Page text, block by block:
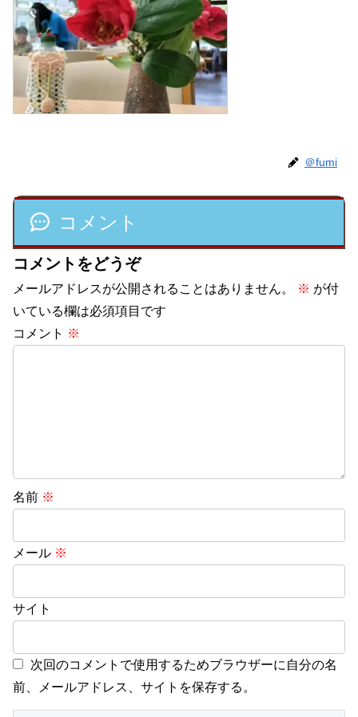
＠fumi
コメント
コメントをどうぞ
メールアドレスが公開されることはありません。 ※ が付
いている欄は必須項目です
コメント ※
名前 ※
メール ※
サイト
次回のコメントで使用するためブラウザーに自分の名
前、メールアドレス、サイトを保存する。